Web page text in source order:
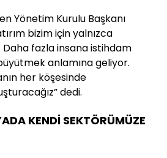
Yönetim Kurulu Başkanı
bizim için yalnızca
Daha fazla insana istihdam
anlamına geliyor.
her köşesinde
dedi.
KENDİ SEKTÖRÜMÜZE